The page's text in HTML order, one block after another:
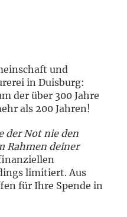
und
in Duisburg:
der über 300 Jahre
als 200 Jahren!
der Not nie den
Rahmen deiner
limitiert. Aus
für Ihre Spende in